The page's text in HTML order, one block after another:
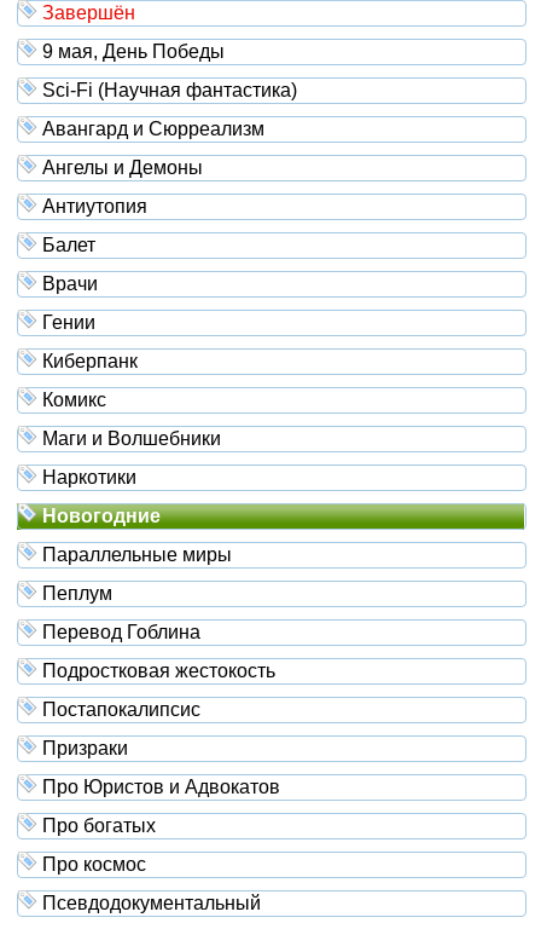
Завершён
9 мая, День Победы
Sci-Fi (Научная фантастика)
Авангард и Сюрреализм
Ангелы и Демоны
Антиутопия
Балет
Врачи
Гении
Киберпанк
Комикс
Маги и Волшебники
Наркотики
Новогодние
Параллельные миры
Пеплум
Перевод Гоблина
Подростковая жестокость
Постапокалипсис
Призраки
Про Юристов и Адвокатов
Про богатых
Про космос
Псевдодокументальный